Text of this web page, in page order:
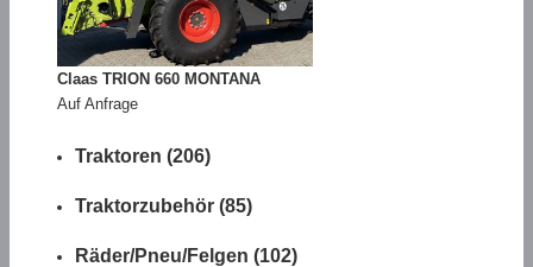
Claas TRION 660 MONTANA
Auf Anfrage
Traktoren (206)
Traktorzubehör (85)
Räder/Pneu/Felgen (102)